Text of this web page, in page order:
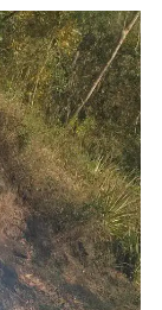
Peligroso
Viaducto
De
La
Farola,